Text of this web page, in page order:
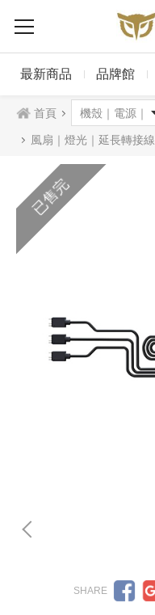
最新商品 品牌館
首頁
風扇｜燈光｜延長轉接線
已售完